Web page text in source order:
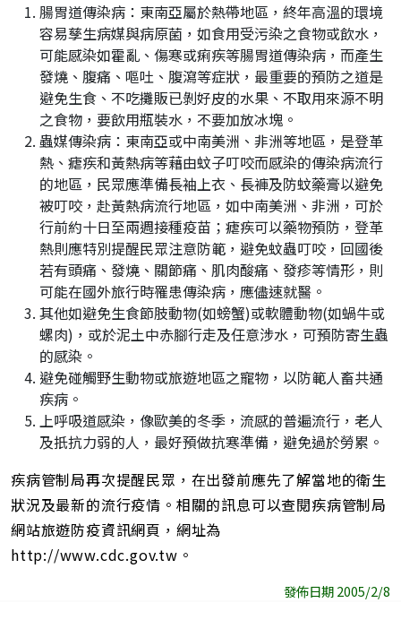
腸胃道傳染病：東南亞屬於熱帶地區，終年高溫的環境
容易孳生病媒與病原菌，如食用受污染之食物或飲水，
可能感染如霍亂、傷寒或痢疾等腸胃道傳染病，而產生
發燒、腹痛、嘔吐、腹瀉等症狀，最重要的預防之道是
避免生食、不吃攤販已剝好皮的水果、不取用來源不明
之食物，要飲用瓶裝水，不要加放冰塊。
蟲媒傳染病：東南亞或中南美洲、非洲等地區，是登革
熱、瘧疾和黃熱病等藉由蚊子叮咬而感染的傳染病流行
的地區，民眾應準備長袖上衣、長褲及防蚊藥膏以避免
被叮咬，赴黃熱病流行地區，如中南美洲、非洲，可於
行前約十日至兩週接種疫苗；瘧疾可以藥物預防，登革
熱則應特別提醒民眾注意防範，避免蚊蟲叮咬，回國後
若有頭痛、發燒、關節痛、肌肉酸痛、發疹等情形，則
可能在國外旅行時罹患傳染病，應儘速就醫。
其他如避免生食節肢動物(如螃蟹)或軟體動物(如蝸牛或
螺肉)，或於泥土中赤腳行走及任意涉水，可預防寄生蟲
的感染。
避免碰觸野生動物或旅遊地區之寵物，以防範人畜共通
疾病。
上呼吸道感染，像歐美的冬季，流感的普遍流行，老人
及扺抗力弱的人，最好預做抗寒準備，避免過於勞累。
疾病管制局再次提醒民眾，在出發前應先了解當地的衛生
狀況及最新的流行疫情。相關的訊息可以查閱疾病管制局
網站旅遊防疫資訊網頁，網址為
http://www.cdc.gov.tw。
發佈日期 2005/2/8